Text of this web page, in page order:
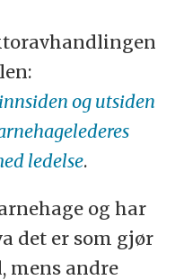
og utsiden
ledelse.
og har
det er som gjør
mens andre